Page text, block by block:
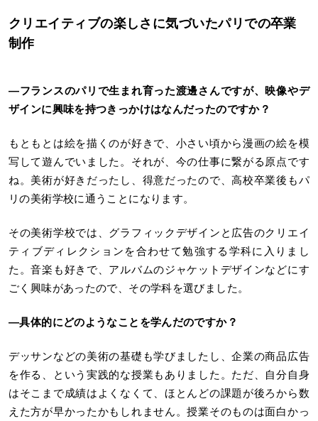
クリエイティブの楽しさに気づいたパリでの卒業
制作
―フランスのパリで生まれ育った渡邊さんですが、映像やデ
ザインに興味を持つきっかけはなんだったのですか？
もともとは絵を描くのが好きで、小さい頃から漫画の絵を模
写して遊んでいました。それが、今の仕事に繋がる原点です
ね。美術が好きだったし、得意だったので、高校卒業後もパ
リの美術学校に通うことになります。
その美術学校では、グラフィックデザインと広告のクリエイ
ティブディレクションを合わせて勉強する学科に入りまし
た。音楽も好きで、アルバムのジャケットデザインなどにす
ごく興味があったので、その学科を選びました。
―具体的にどのようなことを学んだのですか？
デッサンなどの美術の基礎も学びましたし、企業の商品広告
を作る、という実践的な授業もありました。ただ、自分自身
はそこまで成績はよくなくて、ほとんどの課題が後ろから数
えた方が早かったかもしれません。授業そのものは面白かっ